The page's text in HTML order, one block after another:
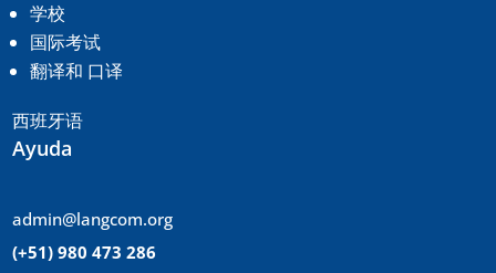
学校
国际考试
翻译和 口译
西班牙语
Ayuda
admin@langcom.org
(+51) 980 473 286